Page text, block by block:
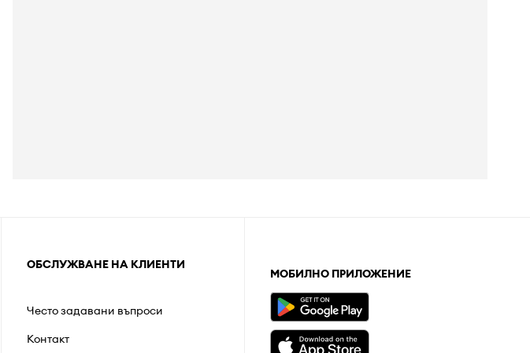
ОБСЛУЖВАНЕ НА КЛИЕНТИ
Често задавани въпроси
Контакт
МОБИЛНО ПРИЛОЖЕНИЕ